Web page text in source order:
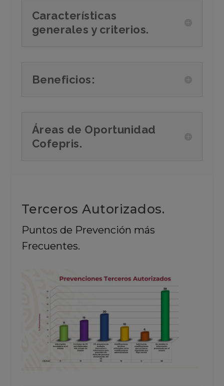
Características
generales y criterios.
Beneficios:
Áreas de Oportunidad
Cofepris.
Terceros Autorizados.
Puntos de Prevención más
Frecuentes.